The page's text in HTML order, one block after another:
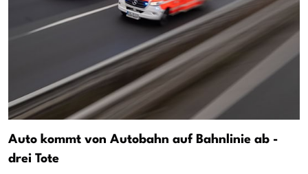
Auto kommt von Autobahn auf Bahnlinie ab -
drei Tote